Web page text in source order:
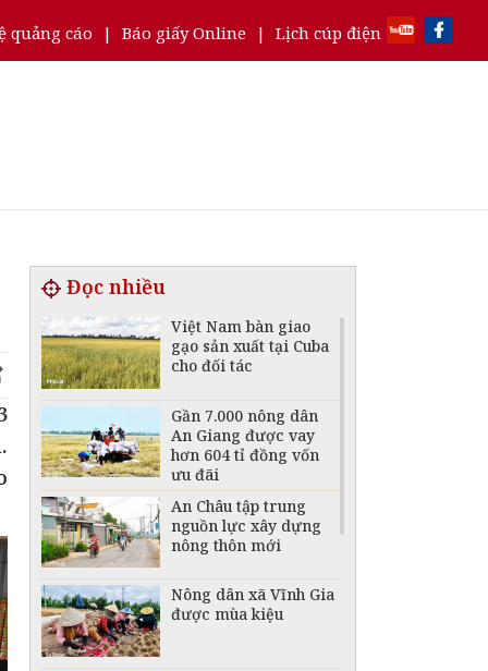
quảng cáo | Báo giấy Online | Lịch cúp điện
Đọc nhiều
Việt Nam bàn giao
gạo sản xuất tại Cuba
cho đối tác
Gần 7.000 nông dân
An Giang được vay
hơn 604 tỉ đồng vốn
ưu đãi
An Châu tập trung
nguồn lực xây dựng
nông thôn mới
Nông dân xã Vĩnh Gia
được mùa kiệu